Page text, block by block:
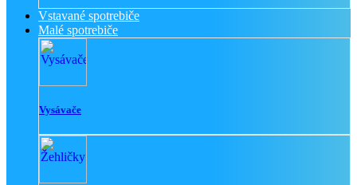
Vstavané spotrebiče
Malé spotrebiče
Vysávače